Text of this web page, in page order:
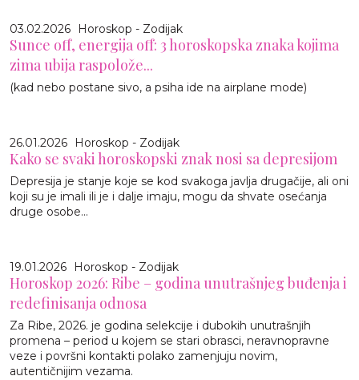
03.02.2026 Horoskop - Zodijak
Sunce off, energija off: 3 horoskopska znaka kojima
zima ubija raspolože...
(kad nebo postane sivo, a psiha ide na airplane mode)
26.01.2026 Horoskop - Zodijak
Kako se svaki horoskopski znak nosi sa depresijom
Depresija je stanje koje se kod svakoga javlja drugačije, ali oni
koji su je imali ili je i dalje imaju, mogu da shvate osećanja
druge osobe...
19.01.2026 Horoskop - Zodijak
Horoskop 2026: Ribe – godina unutrašnjeg buđenja i
redefinisanja odnosa
Za Ribe, 2026. je godina selekcije i dubokih unutrašnjih
promena – period u kojem se stari obrasci, neravnopravne
veze i površni kontakti polako zamenjuju novim,
autentičnijim vezama.